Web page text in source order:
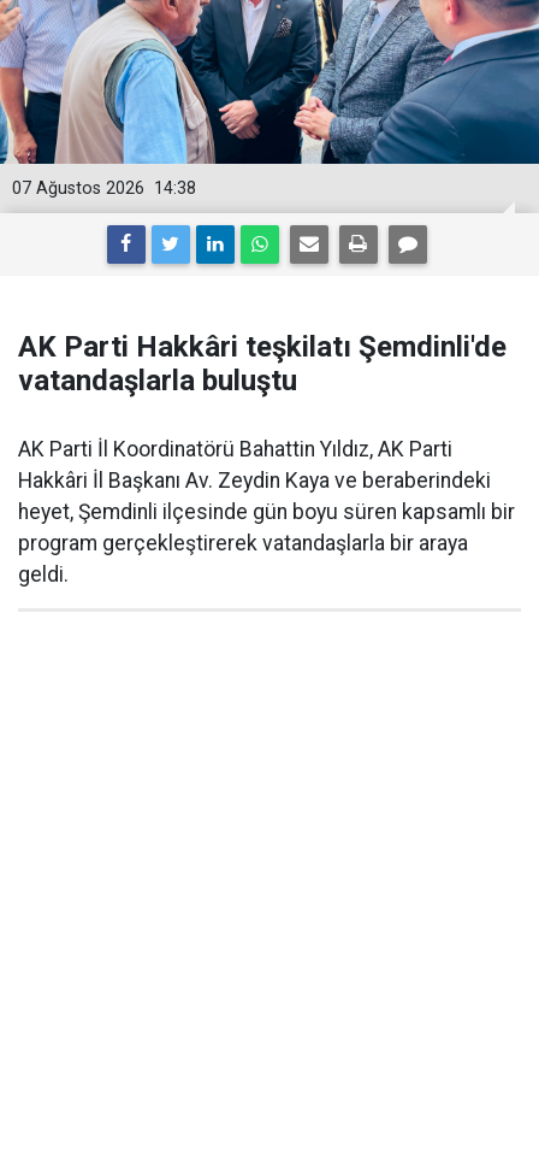
14:38
07 Ağustos 2026
AK Parti Hakkâri teşkilatı Şemdinli'de
vatandaşlarla buluştu
AK Parti İl Koordinatörü Bahattin Yıldız, AK Parti
Hakkâri İl Başkanı Av. Zeydin Kaya ve beraberindeki
heyet, Şemdinli ilçesinde gün boyu süren kapsamlı bir
program gerçekleştirerek vatandaşlarla bir araya
geldi.